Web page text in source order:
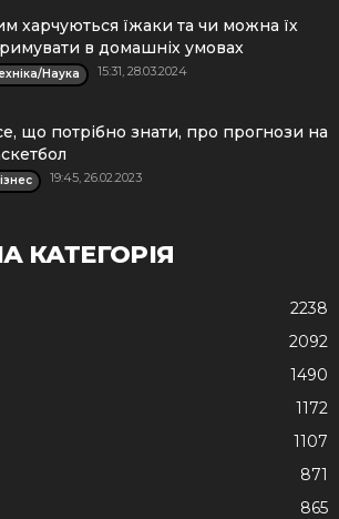
харчуються їжаки та чи можна їх
в домашніх умовах
Наука 15:31, 28.03.2024
що потрібно знати, про прогнози на
19:45, 26.02.2023
КАТЕГОРІЯ
2238
2092
1490
1172
1107
871
865